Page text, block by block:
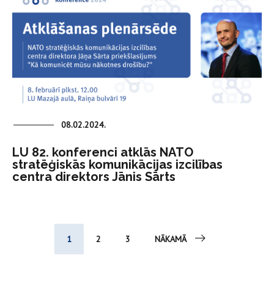
08.02.2024.
LU 82. konferenci atklās NATO
stratēģiskās komunikācijas izcilības
centra direktors Jānis Sārts
1 2 3 NĀKAMĀ